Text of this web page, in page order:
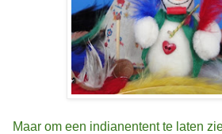
Maar om een indianentent te laten